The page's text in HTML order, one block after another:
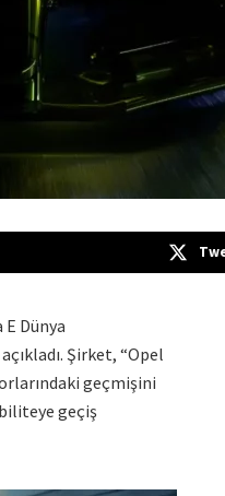
Dünya
Şirket, “Opel
geçmişini
geçiş